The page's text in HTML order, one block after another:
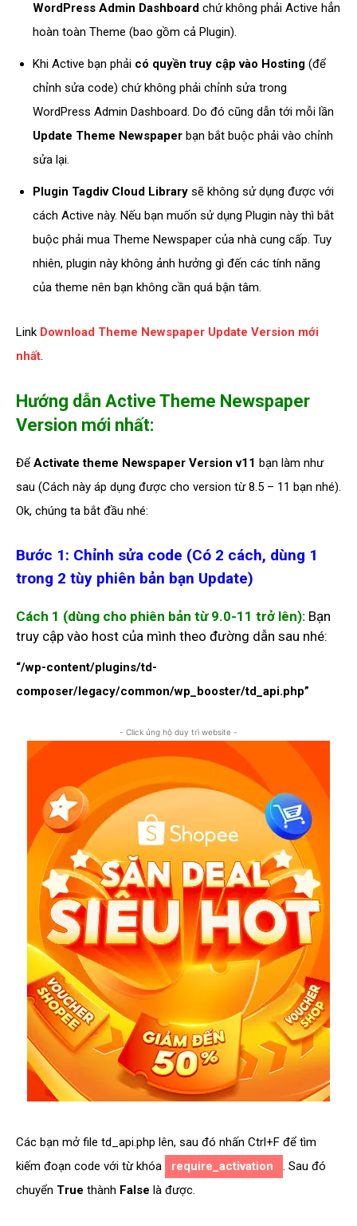
WordPress Admin Dashboard chứ không phải Active hẳn
hoàn toàn Theme (bao gồm cả Plugin).
Khi Active bạn phải có quyền truy cập vào Hosting (để
chỉnh sửa code) chứ không phải chỉnh sửa trong
WordPress Admin Dashboard. Do đó cũng dẫn tới mỗi lần
Update Theme Newspaper bạn bắt buộc phải vào chỉnh
sửa lại.
Plugin Tagdiv Cloud Library sẽ không sử dụng được với
cách Active này. Nếu bạn muốn sử dụng Plugin này thì bắt
buộc phải mua Theme Newspaper của nhà cung cấp. Tuy
nhiên, plugin này không ảnh hưởng gì đến các tính năng
của theme nên bạn không cần quá bận tâm.
Link Download Theme Newspaper Update Version mới
nhất.
Hướng dẫn Active Theme Newspaper
Version mới nhất:
Để Activate theme Newspaper Version v11 bạn làm như
sau (Cách này áp dụng được cho version từ 8.5 – 11 bạn nhé).
Ok, chúng ta bắt đầu nhé:
Bước 1: Chỉnh sửa code (Có 2 cách, dùng 1
trong 2 tùy phiên bản bạn Update)
Cách 1 (dùng cho phiên bản từ 9.0-11 trở lên): Bạn
truy cập vào host của mình theo đường dẫn sau nhé:
“/wp-content/plugins/td-
composer/legacy/common/wp_booster/td_api.php”
- Click ủng hộ duy trì website -
Các bạn mở file td_api.php lên, sau đó nhấn Ctrl+F để tìm
kiếm đoạn code với từ khóa
require_activation
. Sau đó
chuyển True thành False là được.